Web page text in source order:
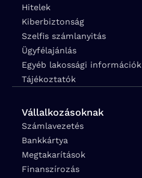
Hitelek
Kiberbiztonság
Szelfis számlanyitás
Ügyfélajánlás
Egyéb lakossági információk
Tájékoztatók
Vállalkozásoknak
Számlavezetés
Bankkártya
Megtakarítások
Finanszírozás